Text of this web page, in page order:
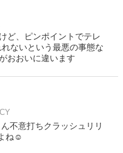
ど、ピンポイントでテレ
ないという最悪の事態な
おおいに違います
不意打ちクラッシュリリ
ね☺️